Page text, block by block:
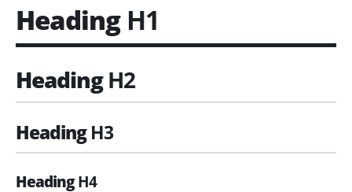
Heading H1
HeadingH2
HeadingH3
HeadingH4